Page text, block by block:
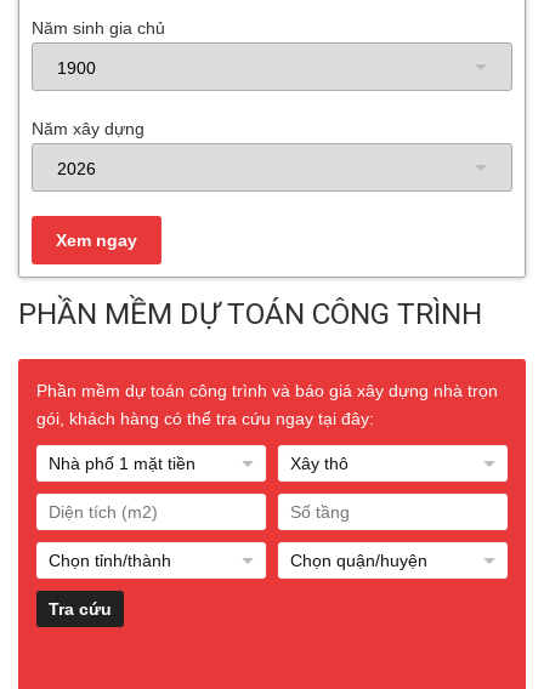
Năm sinh gia chủ
Năm xây dựng
PHẦN MỀM DỰ TOÁN CÔNG TRÌNH
Phần mềm dự toán công trình và báo giá xây dựng nhà trọn
gói, khách hàng có thể tra cứu ngay tại đây: